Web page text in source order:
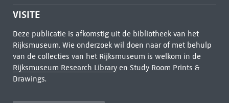
VISITE
Deze publicatie is afkomstig uit de bibliotheek van het
Rijksmuseum. Wie onderzoek wil doen naar of met behulp
van de collecties van het Rijksmuseum is welkom in de
Rijksmuseum Research Libraryen Study Room Prints &
Drawings.